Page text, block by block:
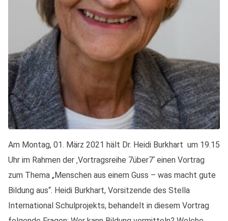
Am Montag, 01. März 2021 hält Dr. Heidi Burkhart um 19.15
Uhr im Rahmen der ‚Vortragsreihe 7über7‘ einen Vortrag
zum Thema „Menschen aus einem Guss – was macht gute
Bildung aus“. Heidi Burkhart, Vorsitzende des Stella
International Schulprojekts, behandelt in diesem Vortrag